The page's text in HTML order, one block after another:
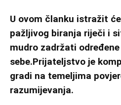
U ovom članku istražit
pažljivog biranja riječi i
mudro zadržati
sebe.Prijateljstvo je
gradi na temeljima
razumijevanja.